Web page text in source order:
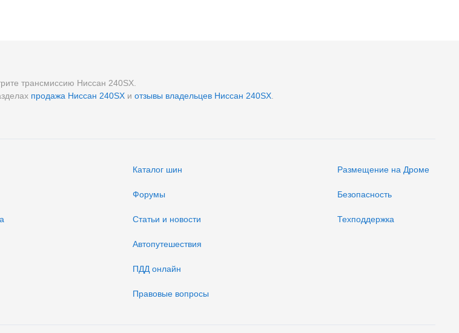
трансмиссию Ниссан 240SХ.
продажа Ниссан 240SХ и отзывы владельцев Ниссан 240SХ
Каталог шин
Форумы
Статьи и новости
Автопутешествия
ПДД онлайн
Правовые вопросы
Размещение на Дроме
Безопасность
Техподдержка